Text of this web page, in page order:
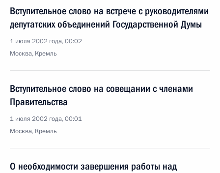
Вступительное слово на встрече с руководителями
депутатских объединений Государственной Думы
1 июля 2002 года, 00:02
Москва, Кремль
Вступительное слово на совещании с членами
Правительства
1 июля 2002 года, 00:01
Москва, Кремль
О необходимости завершения работы над